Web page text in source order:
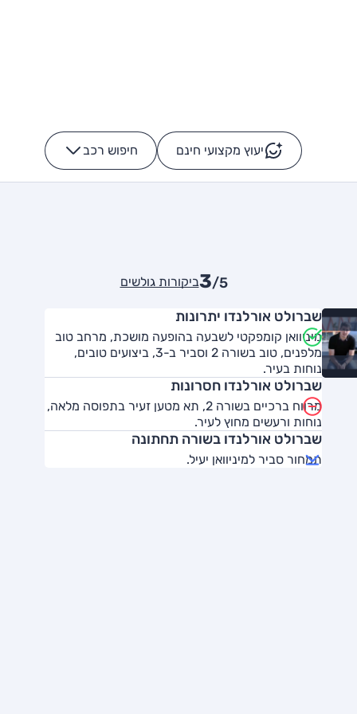
יעוץ מקצועי חינם חיפוש רכב -
3/5 ביקורות גולשים
שברולט אורלנדו יתרונות
מיניוואן קומפקטי לשבעה בהופעה מושכת, מרחב טוב
מלפנים, טוב בשורה 2 וסביר ב-3, ביצועים טובים,
נוחות בעיר.
שברולט אורלנדו חסרונות
מרווח ברכיים בשורה 2, תא מטען זעיר בתפוסה מלאה,
נוחות ורעשים מחוץ לעיר.
שברולט אורלנדו בשורה תחתונה
תמחור סביר למיניוואן יעיל.